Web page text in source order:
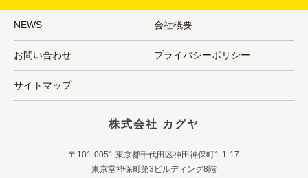
NEWS 会社概要
お問い合わせ プライバシーポリシー
サイトマップ
株式会社 カグヤ
〒101-0051 東京都千代田区神田神保町1-1-17
東京堂神保町第3ビルディング8階